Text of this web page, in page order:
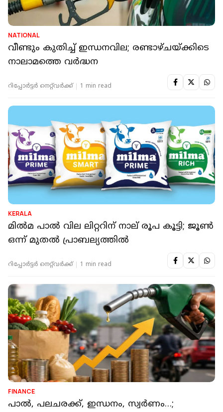
NATIONAL
വീണ്ടും കുതിച്ച് ഇന്ധനവില; രണ്ടാഴ്ചയ്ക്കിടെ
നാലാമത്തെ വർദ്ധന
റിപ്പോർട്ടർ നെറ്റ്‌വര്‍ക്ക്‌ 1 min read
KERALA
മില്‍മ പാല്‍ വില ലിറ്ററിന് നാല് രൂപ കൂട്ടി; ജൂണ്‍
ഒന്ന് മുതല്‍ പ്രാബല്യത്തില്‍
റിപ്പോർട്ടർ നെറ്റ്‌വര്‍ക്ക്‌ 1 min read
FINANCE
പാല്‍, പലചരക്ക്‌, ഇന്ധനം, സ്വര്‍ണം…;